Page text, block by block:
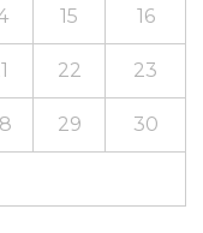
15 16
22 23
29 30